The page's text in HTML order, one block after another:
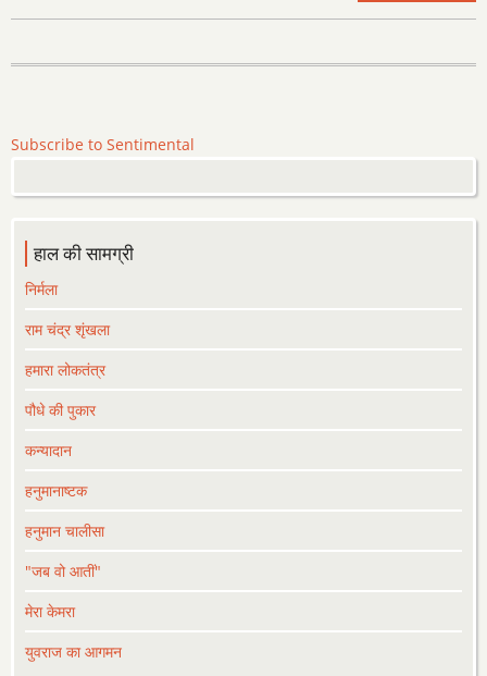
Subscribe to Sentimental
हाल की सामग्री
निर्मला
राम चंद्र शृंखला
हमारा लोकतंत्र
पौधे की पुकार
कन्यादान
हनुमानाष्टक
हनुमान चालीसा
"जब वो आतीं"
मेरा केमरा
युवराज का आगमन